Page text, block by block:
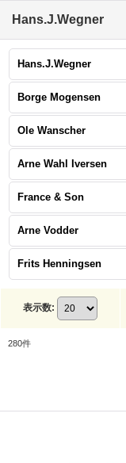
Hans.J.Wegner
Hans.J.Wegner
Borge Mogensen
Ole Wanscher
Arne Wahl Iversen
France & Son
Arne Vodder
Frits Henningsen
表示数:
280件